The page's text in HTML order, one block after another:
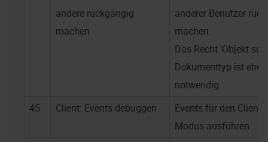
andere rückgängig
machen
anderer Benutzer
machen.
Das Recht 'Objekt
Dokumenttyp ist
notwendig.
45
Client: Events debuggen
Events für den Client
Modus ausführen